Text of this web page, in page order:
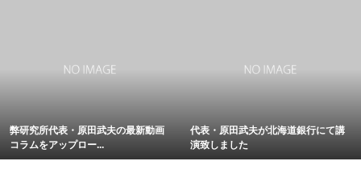
弊研究所代表・原田武夫の最新動画
コラムをアップロー...
代表・原田武夫が北海道銀行にて講
演致しました